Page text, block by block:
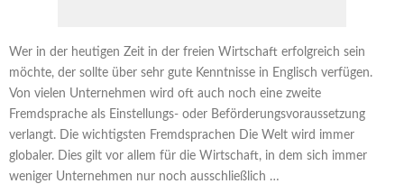
Wer in der heutigen Zeit in der freien Wirtschaft erfolgreich sein
möchte, der sollte über sehr gute Kenntnisse in Englisch verfügen.
Von vielen Unternehmen wird oft auch noch eine zweite
Fremdsprache als Einstellungs- oder Beförderungsvoraussetzung
verlangt. Die wichtigsten Fremdsprachen Die Welt wird immer
globaler. Dies gilt vor allem für die Wirtschaft, in dem sich immer
weniger Unternehmen nur noch ausschließlich …